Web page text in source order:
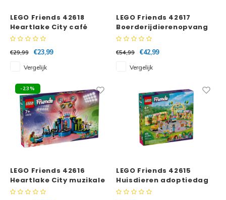
LEGO Friends 42618
Heartlake City café
€29,99
€23,99
Vergelijk
LEGO Friends 42617
Boerderijdierenopvang
€54,99
€42,99
Vergelijk
-23%
LEGO Friends 42616
Heartlake City muzikale
talentenjacht
LEGO Friends 42615
Huisdieren adoptiedag